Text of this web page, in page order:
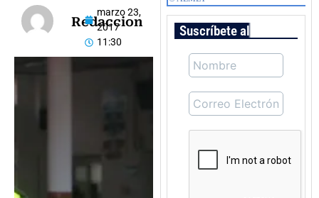
Redaccion
marzo 23,
2017
11:30
Suscríbete al boletín